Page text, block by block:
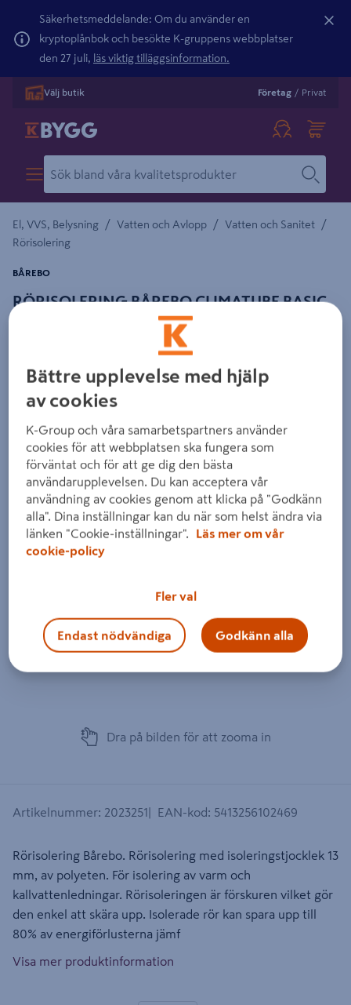
Säkerhetsmeddelande: Om du använder en
kryptoplånbok och besökte K-gruppens webbplatser
den 27 juli, läs viktig tilläggsinformation.
Välj butik Företag / Privat
El, VVS, Belysning / Vatten och Avlopp / Vatten och Sanitet /
Rörisolering
RÖRISOLERING BÅREBO CLIMATUBE BASIC,
BÅREBO
Detaljerad beskrivning finns i produktbeskrivningsområdet
Dra på bilden för att zooma in
Artikelnummer: 2023251 EAN-kod: 5413256102469
Rörisolering Bårebo. Rörisolering med isoleringstjocklek 13
mm, av polyeten. För isolering av varm och
kallvattenledningar. Rörisoleringen är förskuren vilket gör
den enkel att skära upp. Isolerade rör kan spara upp till
80% av energiförlusterna jämf
Visa mer produktinformation
Bättre upplevelse med hjälp
av cookies
K-Group och våra samarbetspartners använder
cookies för att webbplatsen ska fungera som
förväntat och för att ge dig den bästa
användarupplevelsen. Du kan acceptera vår
användning av cookies genom att klicka på "Godkänn
alla". Dina inställningar kan du när som helst ändra via
länken "Cookie-inställningar".
Läs mer om vår
cookie-policy
Fler val
Endast nödvändiga Godkänn alla